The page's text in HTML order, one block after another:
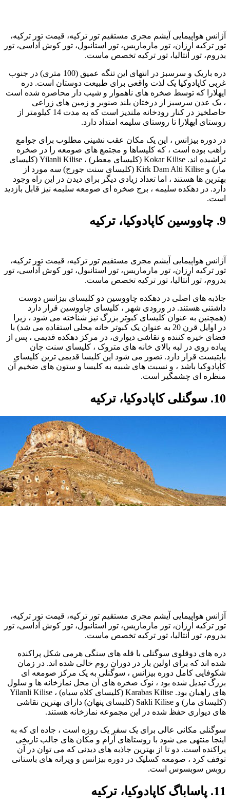
آژانس هواپیمایی آیشم مجری مستقیم تور ترکیه، قیمت تور ترکیه،
تور ترکیه ارزان، تور مارماریس، تور استانبول، تور کوش آداسی، تور
بدروم، تور آنتالیا، تور ترکیه تخصص ماست.
دره باریک و سرسبز در انتهای این تنگه عمیق (100 متری) در جنوب
غربی کاپادوکیا یک لذت واقعی برای طبیعت دوستان است. دره
ایهلارا که توسط صخره های ناهموار و شیب دار محاصره شده است
، یک عدن سرسبز از درختان بلند صنوبر و زمین های زراعی
حاصلخیز در کنار رودخانه ملندیز است که به مدت 14 کیلومتر از
روستای ایهلارا تا روستای سلیمه امتداد دارد.
در دوره بیزانس ، این یک مکان عقب نشینی مطلوب برای جوامع
راهب بوده است ، که کلیساها و مجتمع های صومعه را در صخره
تراشیده اند. Kokar Kilise (کلیسای معطر) ، Yilanli Kilise (کلیسای
مار) و Kirk Dam Alti Kilise (کلیسای سنت جورج) سه مورد از
بهترین ها هستند ، اما تعداد زیادی دیگر برای دیدن در این راه وجود
دارد. در دهکده سلیمه ، برج صخره ای صومعه سلیمه نیز قابل بازدید
است.
9. چاووسین کاپادوکیا، ترکیه
آژانس هواپیمایی آیشم مجری مستقیم تور ترکیه، قیمت تور ترکیه،
تور ترکیه ارزان، تور مارماریس، تور استانبول، تور کوش آداسی، تور
بدروم، تور آنتالیا، تور ترکیه تخصص ماست.
جاذبه های اصلی در دهکده چاووسین دو کلیسای بیزانس دوست
داشتنی هستند. در ورودی شهر ، کلیسای چاووسین قرار دارد
(همچنین به عنوان کلیسای کبوتر بزرگ نیز شناخته می شود ، زیرا
در اوایل قرن 20 به عنوان یک کبوتر خانه محلی استفاده می شد) با
فضای خیره کننده و نقاشی دیواری، در مرکز دهکده قدیمی ، پس از
پیاده روی در لبه بالای خانه های متروک ، کلیسای سنت جان
باپتیست قرار دارد. تصور می شود این کلیسا قدیمی ترین کلیسای
کاپادوکیا باشد ، و نسبت های شبیه به کلیسا و ستون های ضخیم آن
منظره ای چشمگیر است.
10. سوگنلی کاپادوکیا، ترکیه
آژانس هواپیمایی آیشم مجری مستقیم تور ترکیه، قیمت تور ترکیه،
تور ترکیه ارزان، تور مارماریس، تور استانبول، تور کوش آداسی، تور
بدروم، تور آنتالیا، تور ترکیه تخصص ماست.
دره های دوقلوی سوگنلی با قله های سنگی هرمی شکل پراکنده
شده اند که برای اولین بار در دوران روم خالی شده اند. در زمان
شکوفایی کامل دوره بیزانس ، سوگنلی به یک مرکز صومعه ای
بزرگ تبدیل شده بود ، نوک صخره های آن محل نمازخانه ها و سلول
های راهبان بود. Karabas Kilise (کلیسای کلاه سیاه) ، Yilanli Kilise
(کلیسای مار) و Sakli Kilise (کلیسای پنهان) دارای بهترین نقاشی
های دیواری حفظ شده در این مجموعه نمازخانه هستند.
سوگنلی مکانی عالی برای یک سفر یک روزه است ، جاده ای که به
اینجا منتهی می شود با روستاهای آرام و مکان های جالب تاریخی
پراکنده است. دو تا از بهترین جاذبه های دیدنی که می توان در آن
توقف کرد ، صومعه کسلیک در دوره بیزانس و ویرانه های باستانی
روبس سوبسوس است.
11. پاساباگ کاپادوکیا، ترکیه